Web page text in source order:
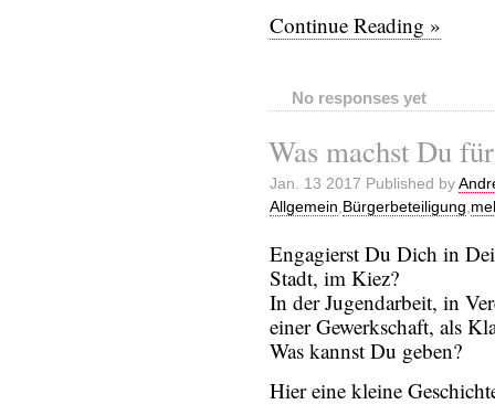
Continue Reading »
No responses yet
Was machst Du
Jan. 13 2017 Published by
Allgemein Bürgerbeteiligung
Engagierst Du Dich in
Stadt, im Kiez?
In der Jugendarbeit, in
einer Gewerkschaft, als
Was kannst Du geben?
Hier eine kleine